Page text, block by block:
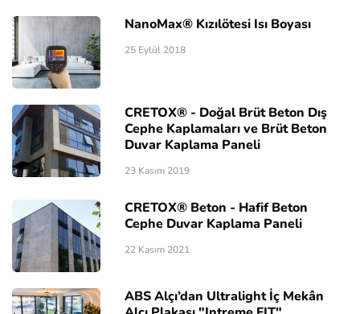
NanoMax® Kızılötesi Isı Boyası
25 Eylül 2018
CRETOX® - Doğal Brüt Beton Dış
Cephe Kaplamaları ve Brüt Beton
Duvar Kaplama Paneli
23 Kasım 2019
CRETOX® Beton - Hafif Beton
Cephe Duvar Kaplama Paneli
22 Kasım 2021
ABS Alçı’dan Ultralight İç Mekân